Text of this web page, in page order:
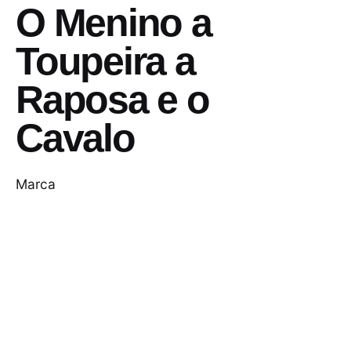
O Menino a
Toupeira a
Raposa e o
Cavalo
Marca